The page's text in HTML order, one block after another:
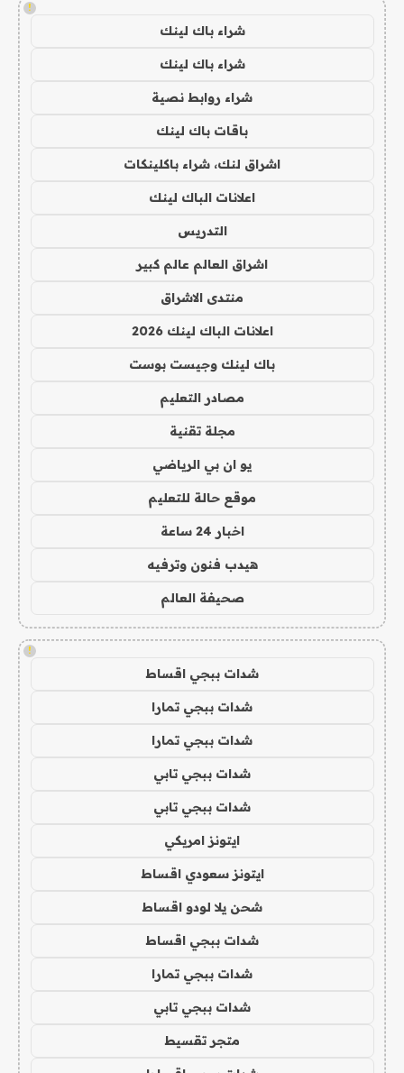
!
شراء باك لينك
شراء باك لينك
شراء روابط نصية
باقات باك لينك
اشراق لنك، شراء باكلينكات
اعلانات الباك لينك
التدريس
اشراق العالم عالم كبير
منتدى الاشراق
اعلانات الباك لينك 2026
باك لينك وجيست بوست
مصادر التعليم
مجلة تقنية
يو ان بي الرياضي
موقع حالة للتعليم
اخبار 24 ساعة
هيدب فنون وترفيه
صحيفة العالم
!
شدات ببجي اقساط
شدات ببجي تمارا
شدات ببجي تمارا
شدات ببجي تابي
شدات ببجي تابي
ايتونز امريكي
ايتونز سعودي اقساط
شحن يلا لودو اقساط
شدات ببجي اقساط
شدات ببجي تمارا
شدات ببجي تابي
متجر تقسيط